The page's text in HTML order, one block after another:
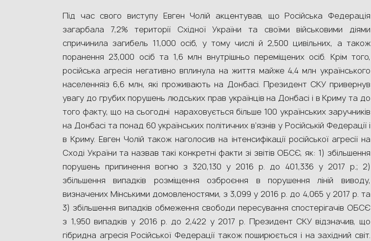
Під час свого виступу Евген Чолій акцентував, що Російська Федерація
загарбала 7,2% території Східної України та своїми військовими діями
спричинила загибель 11,000 осіб, у тому числі й 2,500 цивільних, а також
поранення 23,000 осіб та 1,6 млн внутрішньо переміщених осіб. Крім того,
російська агресія негативно вплинула на життя майже 4,4 млн українського
населенняіз 6,6 млн, які проживають на Донбасі. Президент СКУ привернув
увагу до грубих порушень людських прав українців на Донбасі і в Криму та до
того факту, що на сьогодні нараховується більше 100 українських заручників
на Донбасі та понад 60 українських політичних в’язнів у Російській Федерації і
в Криму. Евген Чолій також наголосив на інтенсифікації російської агресії на
Сході України та назвав такі конкретні факти зі звітів ОБСЄ, як: 1) збільшення
порушень припинення вогню з 320,130 у 2016 р. до 401,336 у 2017 р.; 2)
збільшення випадків розміщення озброєння в порушення ліній виводу,
визначених Мінськими домовленостями, з 3,099 у 2016 р. до 4,065 у 2017 р. та
3) збільшення випадків обмеження свободи пересування спостерігачів ОБСЄ
з 1,950 випадків у 2016 р. до 2,422 у 2017 р. Президент СКУ відзначив, що
гібридна агресія Російської Федерації також поширюється і на західний світ.